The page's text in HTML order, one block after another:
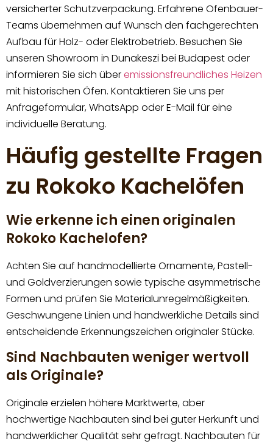
versicherter Schutzverpackung. Erfahrene Ofenbauer-
Teams übernehmen auf Wunsch den fachgerechten
Aufbau für Holz- oder Elektrobetrieb. Besuchen Sie
unseren Showroom in Dunakeszi bei Budapest oder
informieren Sie sich überemissionsfreundliches Heizen
mit historischen Öfen. Kontaktieren Sie uns per
Anfrageformular, WhatsApp oder E-Mail für eine
individuelle Beratung.
Häufig gestellte Fragen
zu Rokoko Kachelöfen
Wie erkenne ich einen originalen
Rokoko Kachelofen?
Achten Sie auf handmodellierte Ornamente, Pastell-
und Goldverzierungen sowie typische asymmetrische
Formen und prüfen Sie Materialunregelmäßigkeiten.
Geschwungene Linien und handwerkliche Details sind
entscheidende Erkennungszeichen originaler Stücke.
Sind Nachbauten weniger wertvoll
als Originale?
Originale erzielen höhere Marktwerte, aber
hochwertige Nachbauten sind bei guter Herkunft und
handwerklicher Qualität sehr gefragt. Nachbauten für